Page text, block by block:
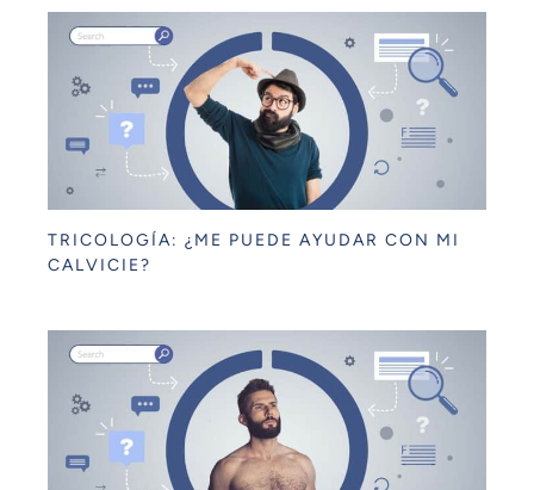
TRICOLOGÍA: ¿ME PUEDE AYUDAR CON MI
CALVICIE?